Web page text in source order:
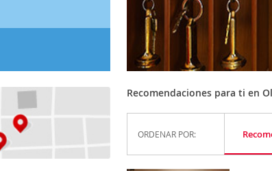
Recomendaciones para ti en
ORDENAR POR: